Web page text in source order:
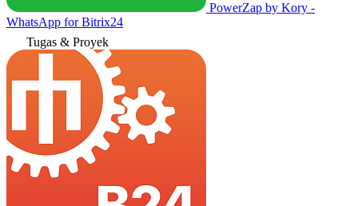
PowerZap by Kory -
WhatsApp for Bitrix24
Tugas & Proyek